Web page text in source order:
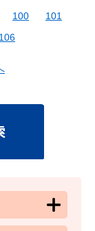
100
101
106